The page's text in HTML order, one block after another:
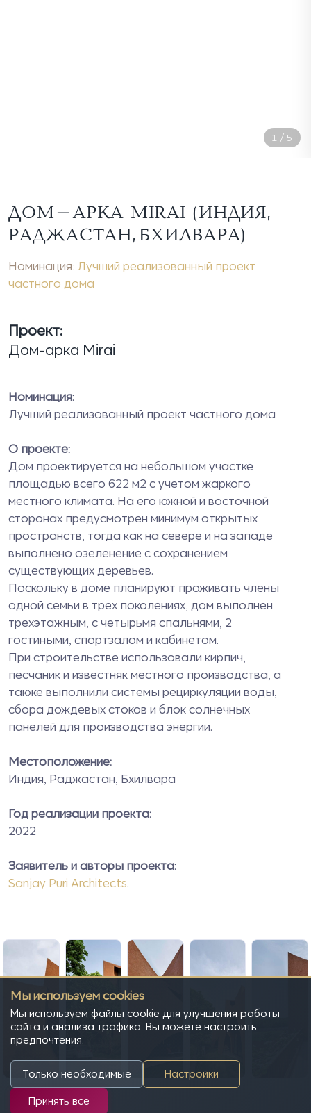
1 / 5
ДОМ-АРКА MIRAI (ИНДИЯ,
РАДЖАСТАН, БХИЛВАРА)
Номинация: Лучший реализованный проект
частного дома
Проект:
Дом-арка Mirai
Номинация:
Лучший реализованный проект частного дома
О проекте:
Дом проектируется на небольшом участке
площадью всего 622 м2 с учетом жаркого
местного климата. На его южной и восточной
сторонах предусмотрен минимум открытых
пространств, тогда как на севере и на западе
выполнено озеленение с сохранением
существующих деревьев.
Поскольку в доме планируют проживать члены
одной семьи в трех поколениях, дом выполнен
трехэтажным, с четырьмя спальнями, 2
гостиными, спортзалом и кабинетом.
При строительстве использовали кирпич,
песчаник и известняк местного производства, а
также выполнили системы рециркуляции воды,
сбора дождевых стоков и блок солнечных
панелей для производства энергии.
Местоположение:
Индия, Раджастан, Бхилвара
Год реализации проекта:
2022
Заявитель и авторы проекта:
Sanjay Puri Architects.
Мы используем cookies
Мы используем файлы cookie для улучшения работы
сайта и анализа трафика. Вы можете настроить
предпочтения.
Только необходимые Настройки
Принять все